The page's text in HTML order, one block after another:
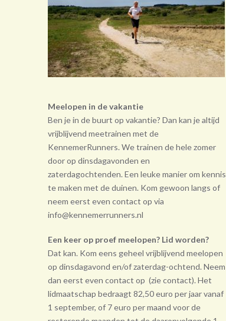
Meelopen in de vakantie
Ben je in de buurt op vakantie? Dan kan je altijd
vrijblijvend meetrainen met de
KennemerRunners. We trainen de hele zomer
door op dinsdagavonden en
zaterdagochtenden. Een leuke manier om kennis
te maken met de duinen. Kom gewoon langs of
neem eerst even contact op via
info@kennemerrunners.nl
Een keer op proef meelopen? Lid worden?
Dat kan. Kom eens geheel vrij­blijvend meelopen
op dinsdagavond en/of zaterdag-ochtend. Neem
dan eerst even contact op (zie contact). Het
lidmaatschap bedraagt 82,50 euro per jaar vanaf
1 september, of 7 euro per maand voor de